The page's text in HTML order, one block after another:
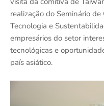
realização do Seminário
Tecnologia e
empresários do setor
tecnológicas e
país asiático.